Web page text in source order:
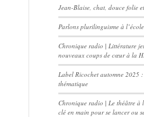
Jean-Blaise, chat, douce folie
Parlons plurilinguisme à
Chronique radio | Littérature
nouveaux coups de cœur à la
Label Ricochet automne 2025
thématique
Chronique radio | Le théâtre à
clé en main pour se lancer ou